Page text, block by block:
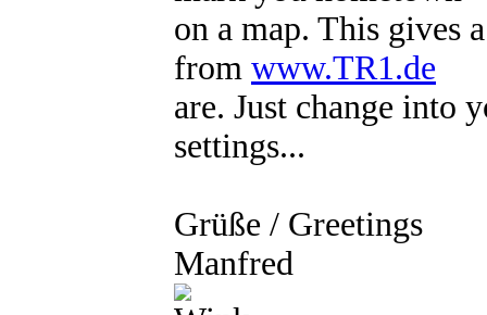
on a map. This gives
from www.TR1.de
are. Just change into
settings...
Grüße / Greetings
Manfred